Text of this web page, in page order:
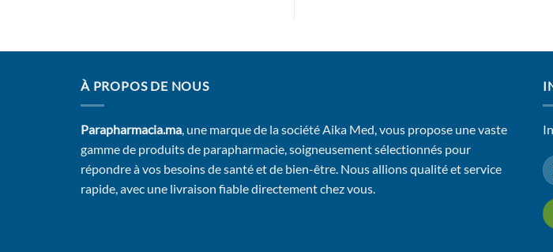
À PROPOS DE NOUS
Parapharmacia.ma , une marque de la société Aika Med, vous propose une vaste
gamme de produits de parapharmacie, soigneusement sélectionnés pour
répondre à vos besoins de santé et de bien-être. Nous allions qualité et service
rapide, avec une livraison fiable directement chez vous.